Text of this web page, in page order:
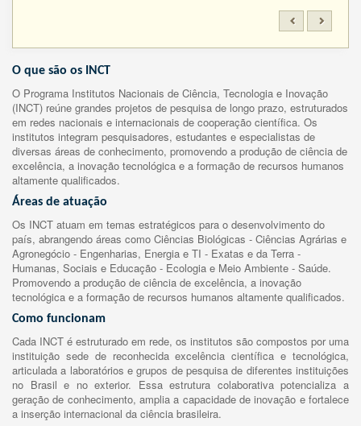
O que são os INCT
O Programa Institutos Nacionais de Ciência, Tecnologia e Inovação
(INCT) reúne grandes projetos de pesquisa de longo prazo, estruturados
em redes nacionais e internacionais de cooperação científica. Os
institutos integram pesquisadores, estudantes e especialistas de
diversas áreas de conhecimento, promovendo a produção de ciência de
excelência, a inovação tecnológica e a formação de recursos humanos
altamente qualificados.
Áreas de atuação
Os INCT atuam em temas estratégicos para o desenvolvimento do
país, abrangendo áreas como Ciências Biológicas - Ciências Agrárias e
Agronegócio - Engenharias, Energia e TI - Exatas e da Terra -
Humanas, Sociais e Educação - Ecologia e Meio Ambiente - Saúde.
Promovendo a produção de ciência de excelência, a inovação
tecnológica e a formação de recursos humanos altamente qualificados.
Como funcionam
Cada INCT é estruturado em rede, os institutos são compostos por uma
instituição sede de reconhecida excelência científica e tecnológica,
articulada a laboratórios e grupos de pesquisa de diferentes instituições
no Brasil e no exterior. Essa estrutura colaborativa potencializa a
geração de conhecimento, amplia a capacidade de inovação e fortalece
a inserção internacional da ciência brasileira.